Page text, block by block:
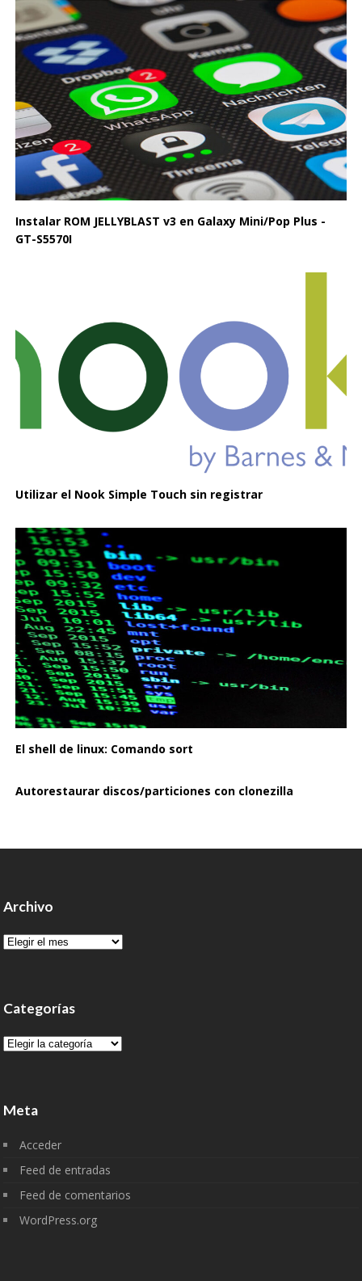
Instalar ROM JELLYBLAST v3 en Galaxy Mini/Pop Plus -
GT-S5570I
Utilizar el Nook Simple Touch sin registrar
El shell de linux: Comando sort
Autorestaurar discos/particiones con clonezilla
Archivo
Archivo
Categorías
Categorías
Meta
Acceder
Feed de entradas
Feed de comentarios
WordPress.org